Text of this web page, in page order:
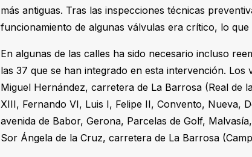
más antiguas. Tras las inspecciones técnicas
funcionamiento de algunas válvulas era crítico, lo que
En algunas de las calles ha sido necesario incluso
las 37 que se han integrado en esta intervención.
Miguel Hernández, carretera de La Barrosa (Real de
XIII, Fernando VI, Luis I, Felipe II, Convento, Nueva,
avenida de Babor, Gerona, Parcelas de Golf,
Sor Ángela de la Cruz, carretera de La Barrosa